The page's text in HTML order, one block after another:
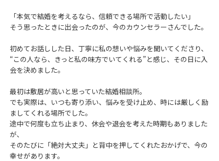
「本気で結婚を考えるなら、信頼できる場所で活動したい」
そう思ったときに出会ったのが、今のカウンセラーさんでした。
初めてお話しした日、丁寧に私の想いや悩みを聞いてくださり、
“この人なら、きっと私の味方でいてくれる”と感じ、その日に入
会を決めました。
最初は敷居が高いと思っていた結婚相談所。
でも実際は、いつも寄り添い、悩みを受け止め、時には厳しく励
ましてくれる場所でした。
途中で何度も立ち止まり、休会や退会を考えた時期もありました
が、
そのたびに「絶対大丈夫」と背中を押してくれたおかげで、今の
幸せがあります。